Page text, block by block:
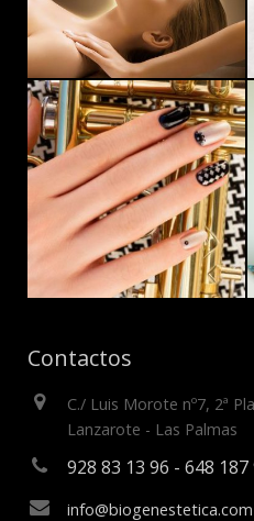
Contactos
C./ Luis Morote nº7, 2ª
Lanzarote - Las Palmas
928 83 13 96 - 648 187
info@biogenestetica.com